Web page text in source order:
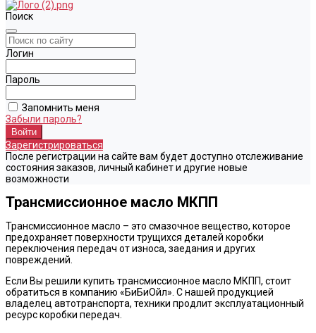
Поиск
Логин
Пароль
Запомнить меня
Забыли пароль?
Зарегистрироваться
После регистрации на сайте вам будет доступно отслеживание
состояния заказов, личный кабинет и другие новые
возможности
Трансмиссионное масло МКПП
Трансмиссионное масло – это смазочное вещество, которое
предохраняет поверхности трущихся деталей коробки
переключения передач от износа, заедания и других
повреждений.
Если Вы решили купить трансмиссионное масло МКПП, стоит
обратиться в компанию «БиБиОйл». С нашей продукцией
владелец автотранспорта, техники продлит эксплуатационный
ресурс коробки передач.